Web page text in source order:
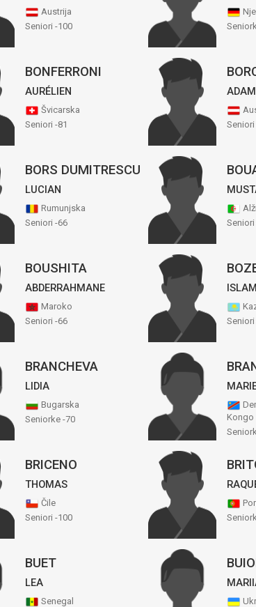
Austrija
Seniori -100
BONFERRONI
AURÉLIEN
Švicarska
Seniori -81
ADAM
Seniori
BORS DUMITRESCU
LUCIAN
Rumunjska
Seniori -66
Seniori
BOUSHITA
ABDERRAHMANE
Maroko
Seniori -66
ISLAM
Seniori
BRANCHEVA
LIDIA
Bugarska
Seniorke -70
Kongo
BRICENO
THOMAS
Čile
Seniori -100
BUET
LEA
Senegal